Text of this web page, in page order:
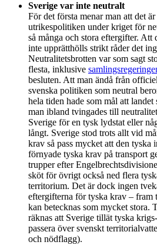
Sverige var inte neutralt
För det första menar man att det
utrikespolitiken under kriget för
så många och stora eftergifter. Att
inte upprätthölls strikt råder det
Neutralitetsbrotten var som sagt
flesta, inklusive
besluten. Att man ändå från
svenska politiken som neutral
hela tiden hade som mål att
man ibland tvingades till
Sverige för en tysk lydstat eller
långt. Sverige stod trots allt vid
krav så pass mycket att den tyska
förnyade tyska krav på transport
trupper efter
sköt för övrigt också ned flera
territorium. Det är dock ingen
eftergifterna för tyska krav – fram
kan betecknas som mycket stora.
räknas att Sverige tillät tyska
passera över svenskt
och nödflagg).